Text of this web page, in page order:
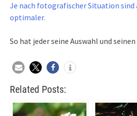
Je nach fotografischer Situation sind
optimaler.
So hat jeder seine Auswahl und seinen
Related Posts: